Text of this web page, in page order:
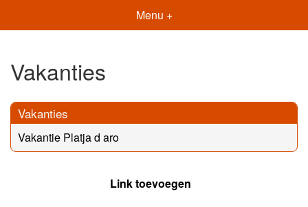
Menu +
Vakanties
Vakanties
Vakantie Platja d aro
Link toevoegen